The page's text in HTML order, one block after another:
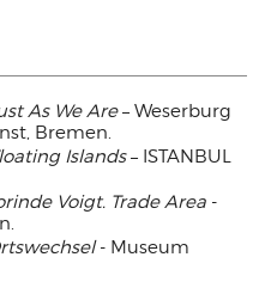
As We Are– Weserburg
Bremen.
Islands– ISTANBUL
Voigt. Trade Area -
- Museum